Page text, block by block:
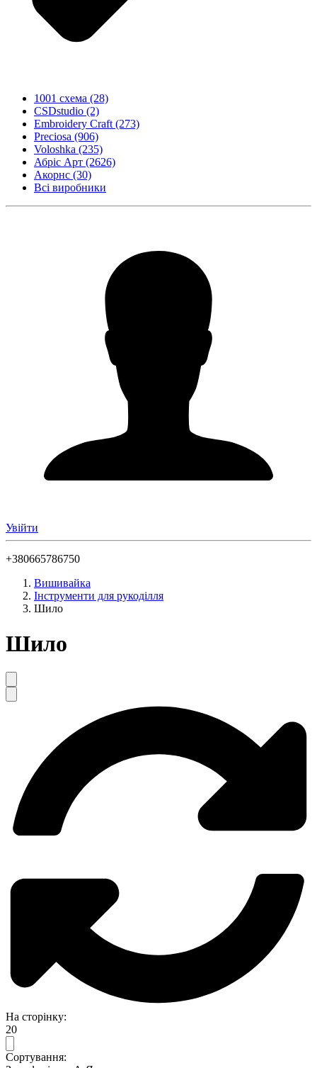
1001 схема (28)
CSDstudio (2)
Embroidery Craft (273)
Preciosa (906)
Voloshka (235)
Абріс Арт (2626)
Акорнс (30)
Всі виробники
Увійти
+380665786750
Вишивайка
Інструменти для рукоділля
Шило
Шило
На сторінку:
20
Сортування: